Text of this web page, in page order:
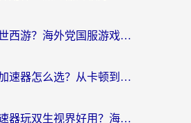
泰国怎么玩傲世西游？海外党国服游戏加速终极攻略（附光明大陆量子特攻实测）
国外光明大陆加速器怎么选？从卡顿到丝滑的终极指南（含德国玩走开外星人墨西哥玩俄罗斯方块技巧）
在国外什么加速器玩双生视界好用？海外党亲测不踩坑的终极指南